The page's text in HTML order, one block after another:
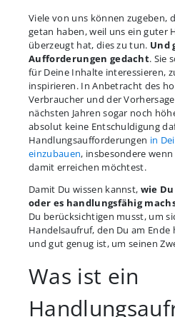
Viele von uns können zugeben,
getan haben, weil uns ein guter
überzeugt hat, dies zu tun. Und
Aufforderungen gedacht. Sie
für Deine Inhalte interessieren,
inspirieren. In Anbetracht des
Verbraucher und der
nächsten Jahren sogar noch
absolut keine Entschuldigung
Handlungsaufforderungen in
einzubauen, insbesondere
damit erreichen möchtest.
Damit Du wissen kannst, wie
oder es handlungsfähig
Du berücksichtigen musst, um
Handelsaufruf, den Du am
und gut genug ist, um seinen
Was ist ein